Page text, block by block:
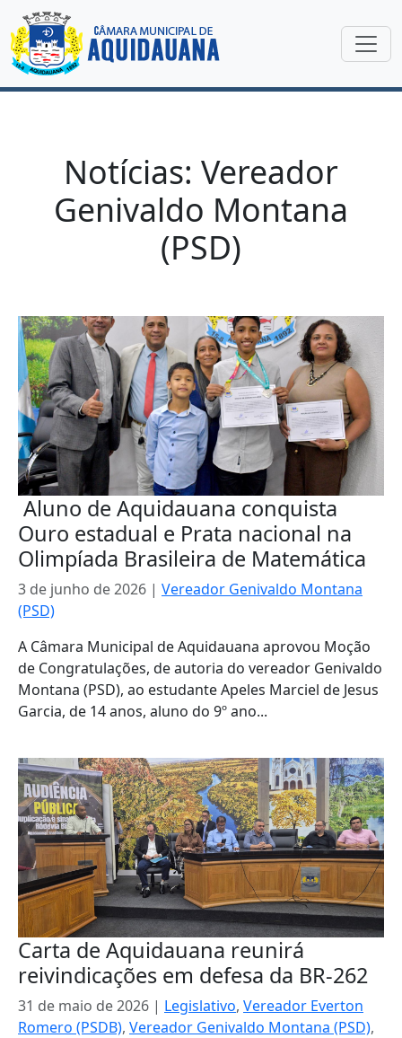
Notícias: Vereador
Genivaldo Montana
(PSD)
Aluno de Aquidauana conquista
Ouro estadual e Prata nacional na
Olimpíada Brasileira de Matemática
3 de junho de 2026 | Vereador Genivaldo Montana
(PSD)
A Câmara Municipal de Aquidauana aprovou Moção
de Congratulações, de autoria do vereador Genivaldo
Montana (PSD), ao estudante Apeles Marciel de Jesus
Garcia, de 14 anos, aluno do 9º ano...
Carta de Aquidauana reunirá
reivindicações em defesa da BR-262
31 de maio de 2026 | Legislativo, Vereador Everton
Romero (PSDB), Vereador Genivaldo Montana (PSD),